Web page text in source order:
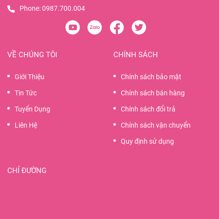
Phone:0987.700.004
VỀ CHÚNG TÔI
Giới Thiệu
Tin Tức
Tuyển Dụng
Liên Hệ
CHÍNH SÁCH
Chính sách bảo mật
Chính sách bán hàng
Chính sách đổi trả
Chính sách vận chuyển
Quy định sử dụng
CHỈ ĐƯỜNG